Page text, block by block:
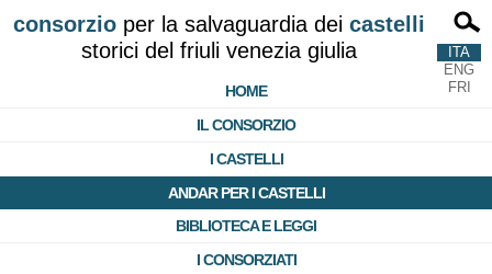
consorzioper la salvaguardia dei castelli
storici del friuli venezia giulia
HOME
IL CONSORZIO
I CASTELLI
ANDAR PER I CASTELLI
BIBLIOTECA E LEGGI
I CONSORZIATI
ITA
ENG
FRI